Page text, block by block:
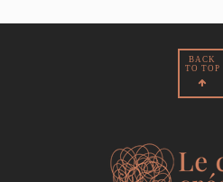
BACK
TO TOP